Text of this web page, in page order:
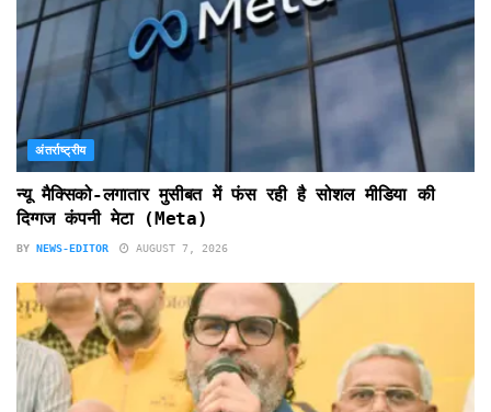
अंतर्राष्ट्रीय
न्यू मैक्सिको-लगातार मुसीबत में फंस रही है सोशल मीडिया की
दिग्गज कंपनी मेटा (Meta)
BY NEWS-EDITOR AUGUST 7, 2026